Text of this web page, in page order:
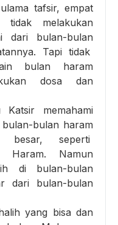
tafsir, empat
tidak melakukan
dari bulan-bulan
Tapi tidak
bulan haram
dosa dan
memahami
bulan haram
besar, seperti
Haram. Namun
di bulan-bulan
dari bulan-bulan
yang bisa dan